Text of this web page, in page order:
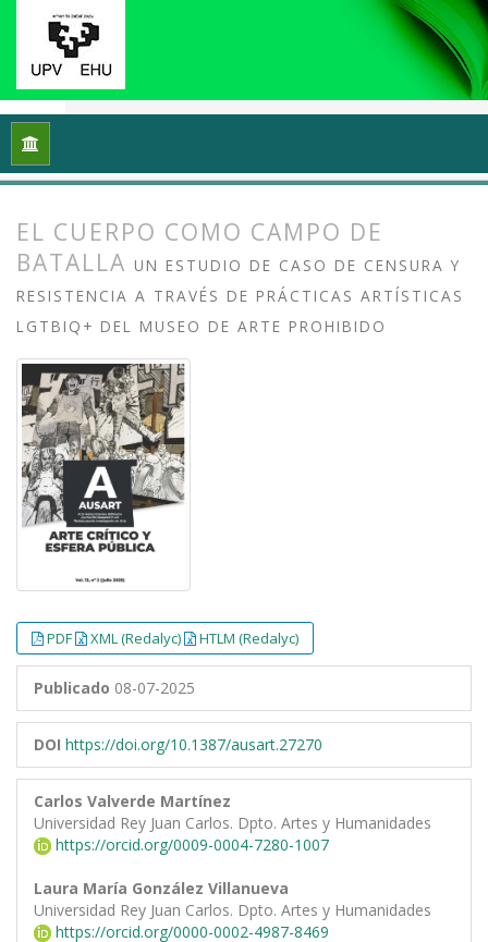
Inicio
EL CUERPO COMO CAMPO DE
BATALLA UN ESTUDIO DE CASO DE CENSURA Y
RESISTENCIA A TRAVÉS DE PRÁCTICAS ARTÍSTICAS
LGTBIQ+ DEL MUSEO DE ARTE PROHIBIDO
PDF XML (Redalyc) HTLM (Redalyc)
Publicado 08-07-2025
DOI https://doi.org/10.1387/ausart.27270
Carlos Valverde Martínez
Universidad Rey Juan Carlos. Dpto. Artes y Humanidades
https://orcid.org/0009-0004-7280-1007
Laura María González Villanueva
Universidad Rey Juan Carlos. Dpto. Artes y Humanidades
https://orcid.org/0000-0002-4987-8469